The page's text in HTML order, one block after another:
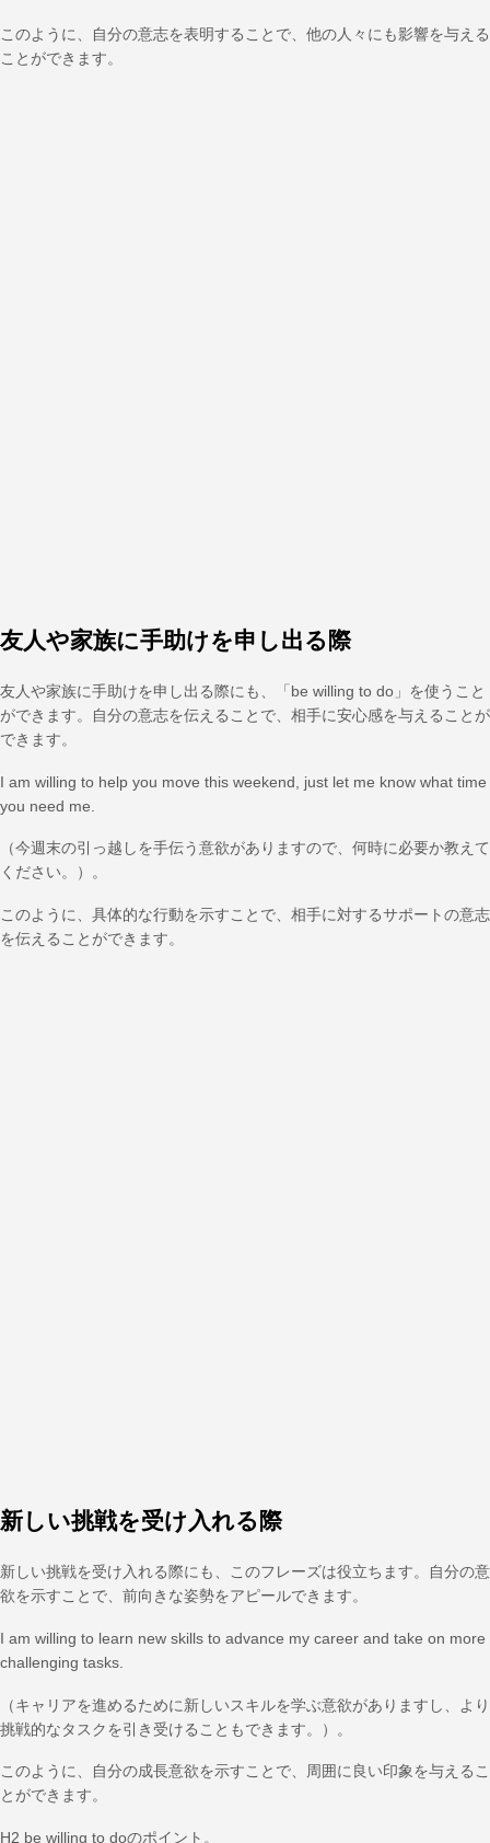
このように、自分の意志を表明することで、他の人々にも影響を与える
ことができます。
友人や家族に手助けを申し出る際
友人や家族に手助けを申し出る際にも、「be willing to do」を使うこと
ができます。自分の意志を伝えることで、相手に安心感を与えることが
できます。
I am willing to help you move this weekend, just let me know what time
you need me.
（今週末の引っ越しを手伝う意欲がありますので、何時に必要か教えて
ください。）。
このように、具体的な行動を示すことで、相手に対するサポートの意志
を伝えることができます。
新しい挑戦を受け入れる際
新しい挑戦を受け入れる際にも、このフレーズは役立ちます。自分の意
欲を示すことで、前向きな姿勢をアピールできます。
I am willing to learn new skills to advance my career and take on more
challenging tasks.
（キャリアを進めるために新しいスキルを学ぶ意欲がありますし、より
挑戦的なタスクを引き受けることもできます。）。
このように、自分の成長意欲を示すことで、周囲に良い印象を与えるこ
とができます。
H2 be willing to doのポイント。